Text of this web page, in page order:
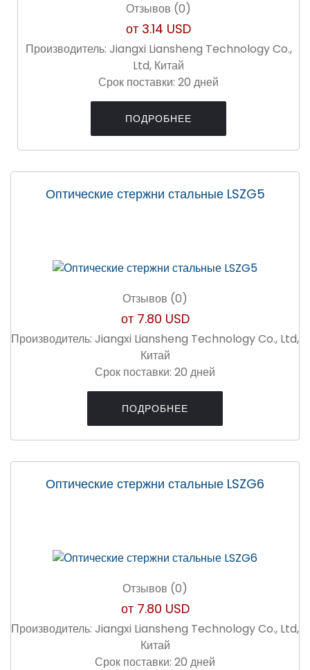
Отзывов (0)
от 3.14 USD
Производитель: Jiangxi Liansheng Technology Co.,
Ltd, Китай
Срок поставки: 20 дней
ПОДРОБНЕЕ
Оптические стержни стальные LSZG5
Отзывов (0)
от 7.80 USD
Производитель: Jiangxi Liansheng Technology Co., Ltd,
Китай
Срок поставки: 20 дней
ПОДРОБНЕЕ
Оптические стержни стальные LSZG6
Отзывов (0)
от 7.80 USD
Производитель: Jiangxi Liansheng Technology Co., Ltd,
Китай
Срок поставки: 20 дней